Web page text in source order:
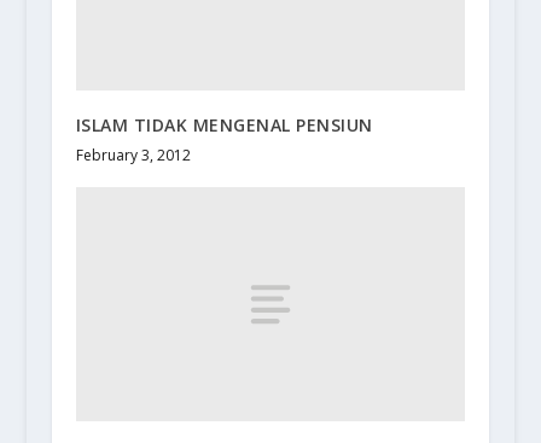
ISLAM TIDAK MENGENAL PENSIUN
February 3, 2012